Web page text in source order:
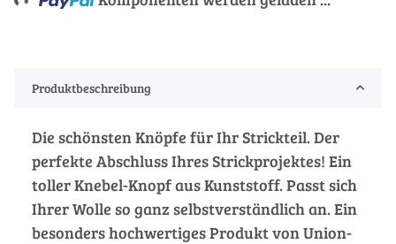
Produktbeschreibung
Die schönsten Knöpfe für Ihr Strickteil. Der
perfekte Abschluss Ihres Strickprojektes! Ein
toller Knebel-Knopf aus Kunststoff. Passt sich
Ihrer Wolle so ganz selbstverständlich an. Ein
besonders hochwertiges Produkt von Union-